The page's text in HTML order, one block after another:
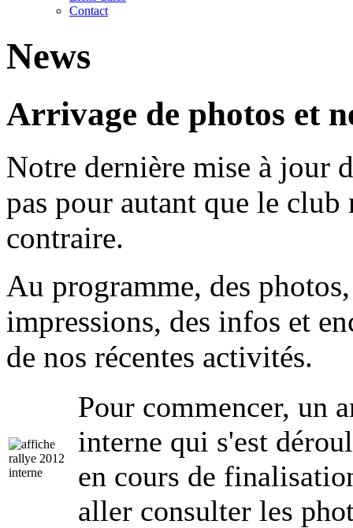
Contact
News
Arrivage de photos et
Notre dernière mise à jour
pas pour autant que le
contraire.
Au programme, des
impressions, des infos et
de nos récentes activités.
Pour commencer, un
interne qui s'est
en cours de
aller consulter les